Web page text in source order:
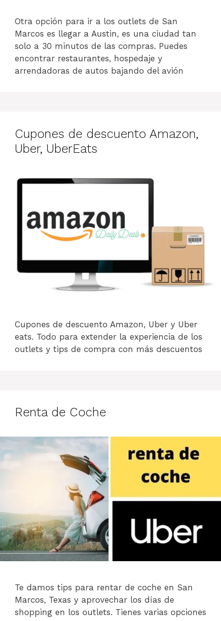
Otra opción para ir a los outlets de San
Marcos es llegar a Austin, es una ciudad tan
solo a 30 minutos de las compras. Puedes
encontrar restaurantes, hospedaje y
arrendadoras de autos bajando del avión
Cupones de descuento Amazon,
Uber, UberEats
Cupones de descuento Amazon, Uber y Uber
eats. Todo para extender la experiencia de los
outlets y tips de compra con más descuentos
Renta de Coche
Te damos tips para rentar de coche en San
Marcos, Texas y aprovechar los días de
shopping en los outlets. Tienes varias opciones